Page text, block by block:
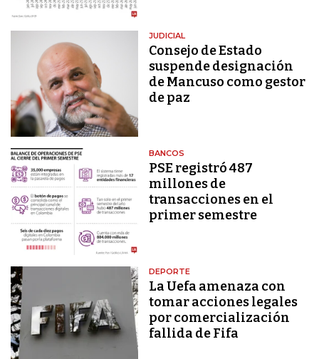
JUDICIAL
Consejo de Estado
suspende designación
de Mancuso como gestor
de paz
BANCOS
PSE registró 487
millones de
transacciones en el
primer semestre
DEPORTE
La Uefa amenaza con
tomar acciones legales
por comercialización
fallida de Fifa